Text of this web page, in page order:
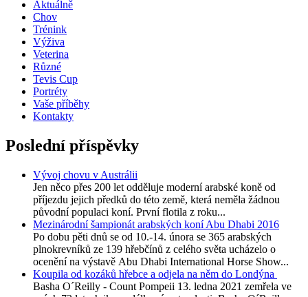
Aktuálně
Chov
Trénink
Výživa
Veterina
Různé
Tevis Cup
Portréty
Vaše příběhy
Kontakty
Poslední příspěvky
Vývoj chovu v Austrálii
Jen něco přes 200 let odděluje moderní arabské koně od
příjezdu jejich předků do této země, která neměla žádnou
původní populaci koní. První flotila z roku...
Mezinárodní šampionát arabských koní Abu Dhabi 2016
Po dobu pěti dnů se od 10.-14. února se 365 arabských
plnokrevníků ze 139 hřebčínů z celého světa ucházelo o
ocenění na výstavě Abu Dhabi International Horse Show...
Koupila od kozáků hřebce a odjela na něm do Londýna
Basha O´Reilly - Count Pompeii 13. ledna 2021 zemřela ve